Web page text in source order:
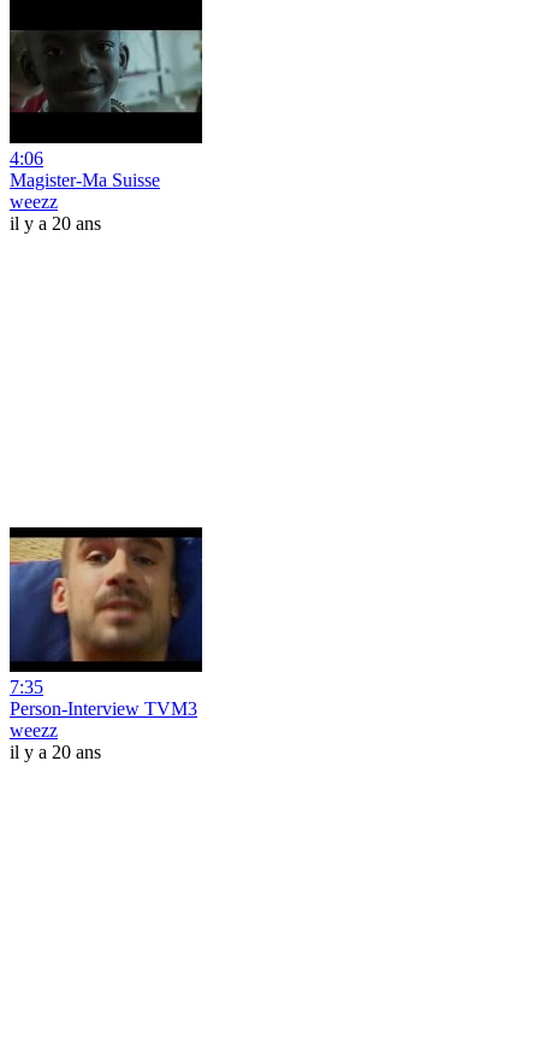
4:06
Magister-Ma Suisse
weezz
il y a 20 ans
7:35
Person-Interview TVM3
weezz
il y a 20 ans